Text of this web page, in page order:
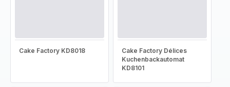
Cake Factory KD8018
Cake Factory Délices
Kuchenbackautomat
KD8101